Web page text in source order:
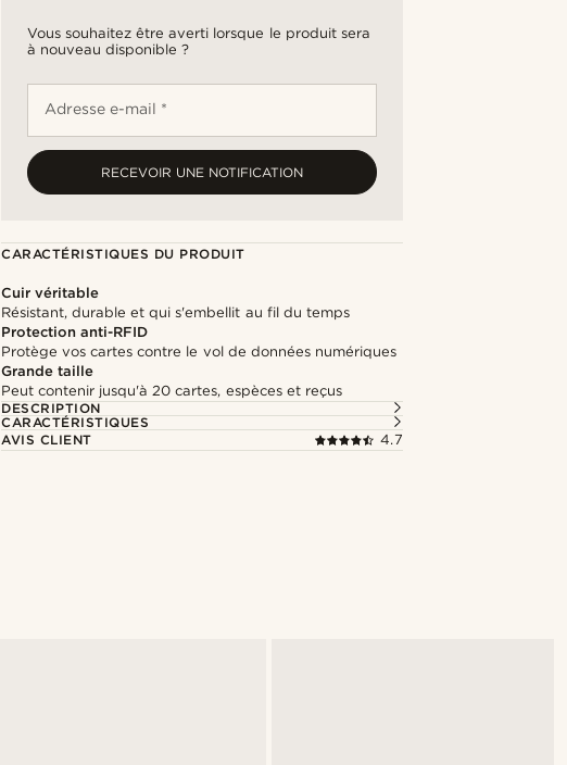
Vous souhaitez être averti lorsque le produit sera
à nouveau disponible ?
Adresse e-mail *
RECEVOIR UNE NOTIFICATION
CARACTÉRISTIQUES DU PRODUIT
Cuir véritable
Résistant, durable et qui s'embellit au fil du temps
Protection anti-RFID
Protège vos cartes contre le vol de données numériques
Grande taille
Peut contenir jusqu'à 20 cartes, espèces et reçus
DESCRIPTION
CARACTÉRISTIQUES
AVIS CLIENT
4.7